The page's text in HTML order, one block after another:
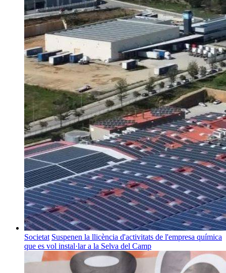
Societat Suspenen la llicència d'activitats de l'empresa química
que es vol instal·lar a la Selva del Camp